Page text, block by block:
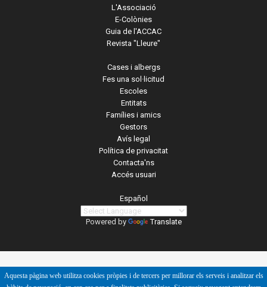
L'Associació
E-Colònies
Guia de l'ACCAC
Revista "Lleure"
Cases i albergs
Fes una sol·licitud
Escoles
Entitats
Famílies i amics
Gestors
Avís legal
Política de privacitat
Contacta'ns
Accés usuari
Español
Powered by Translate
Aquesta pàgina web utilitza cookies pròpies i de tercers per millorar els serveis i analitzar els